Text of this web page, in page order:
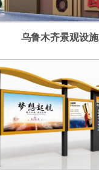
乌鲁木齐景观设施